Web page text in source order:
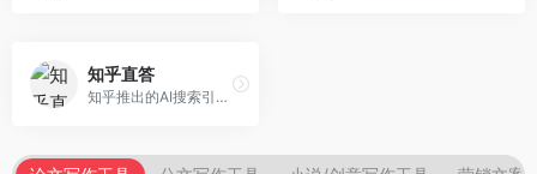
知乎直答
知乎推出的AI搜索引擎，专注于知识问答场景。面向知识获取者，提供知乎内容搜索、智能问答、知识整理等服务，专业知识丰富。